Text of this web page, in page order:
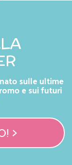
sulle ultime
e sui futuri
>